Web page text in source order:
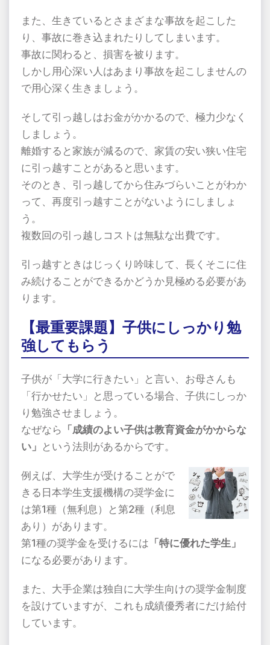
また、生きているとさまざまな事故を起こした
り、事故に巻き込まれたりしてしまいます。
事故に関わると、損害を被ります。
しかし用心深い人はあまり事故を起こしませんの
で用心深く生きましょう。
そして引っ越しはお金がかかるので、極力少なく
しましょう。
離婚すると家族が減るので、家賃の安い狭い住宅
に引っ越すことがあると思います。
そのとき、引っ越してから住みづらいことがわか
って、再度引っ越すことがないようにしましょ
う。
複数回の引っ越しコストは無駄な出費です。
引っ越すときはじっくり吟味して、長くそこに住
み続けることができるかどうか見極める必要があ
ります。
【最重要課題】子供にしっかり勉
強してもらう
子供が「大学に行きたい」と言い、お母さんも
「行かせたい」と思っている場合、子供にしっか
り勉強させましょう。
なぜなら 「成績のよい子供は教育資金がかからな
い」 という法則があるからです。
例えば、大学生が受けることがで
きる日本学生支援機構の奨学金に
は第1種（無利息）と第2種（利息
あり）があります。
第1種の奨学金を受けるには 「特に優れた学生」
になる必要があります。
また、大手企業は独自に大学生向けの奨学金制度
を設けていますが、これも成績優秀者にだけ給付
しています。